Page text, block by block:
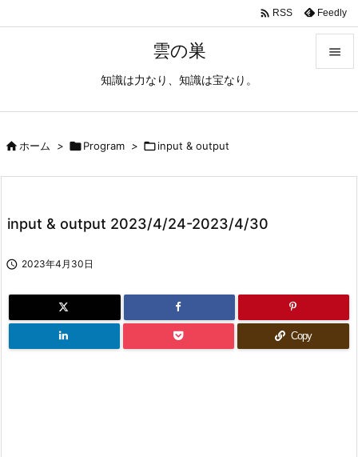
雲の巣
知識は力なり、知識は宝なり。

 RSS Feedly
ホーム > Program > input & output
input & output 2023/4/24-2023/4/30
 2023年4月30日
Copy